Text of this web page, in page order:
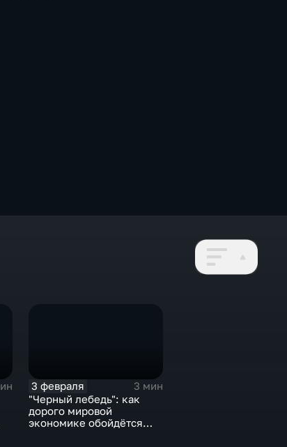
3 февраля
3 мин
"Черный лебедь": как
дорого мировой
экономике обойдётся